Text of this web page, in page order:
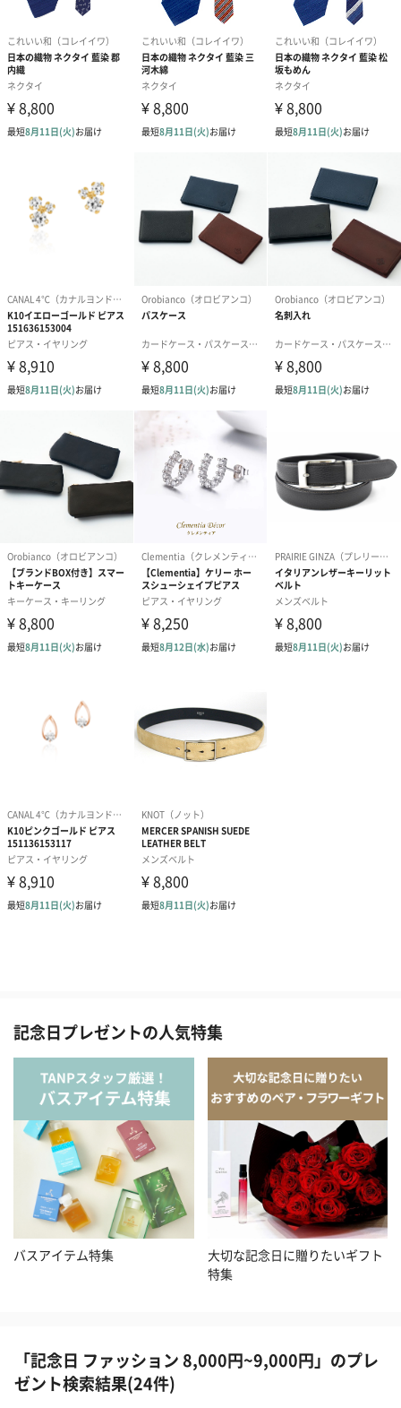
記念日プレゼントの人気特集
バスアイテム特集
大切な記念日に贈りたいギフト
特集
「記念日 ファッション 8,000円~9,000円」のプレ
ゼント検索結果(24件)